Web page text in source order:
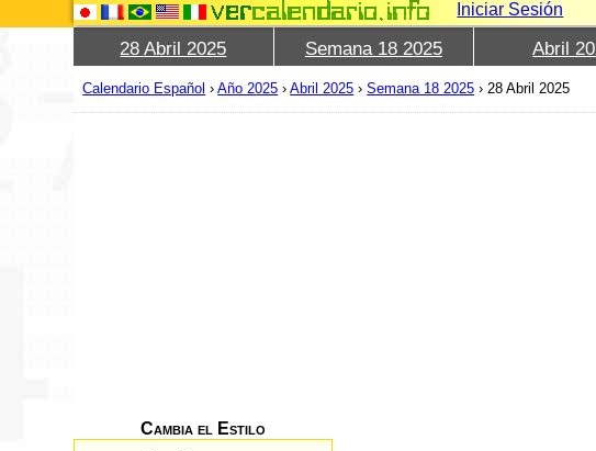
Iniciar Sesión
28 Abril 2025 Semana 18 2025 Abril
Calendario Español ›Año 2025 ›Abril 2025 ›Semana 18 2025 ›28 Abril 2025
Cambia el Estilo